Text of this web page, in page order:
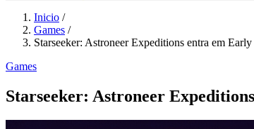
Inicio /
Games /
Starseeker: Astroneer Expeditions entra em
Games
Starseeker: Astroneer